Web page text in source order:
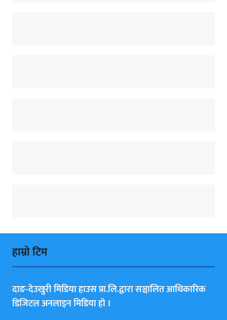
हाम्राे टिम
दाङ-देउखुरी मिडिया हाउस प्रा.लि.द्वारा सञ्चालित आधिकारिक
डिजिटल अनलाइन मिडिया हाे ।